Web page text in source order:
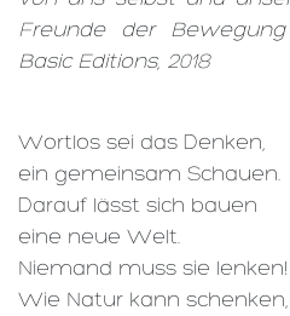
Freunde der Bewegung
Basic Editions, 2018
Wortlos sei das Denken,
ein gemeinsam Schauen.
Darauf lässt sich bauen
eine neue Welt.
Niemand muss sie lenken!
Wie Natur kann schenken,